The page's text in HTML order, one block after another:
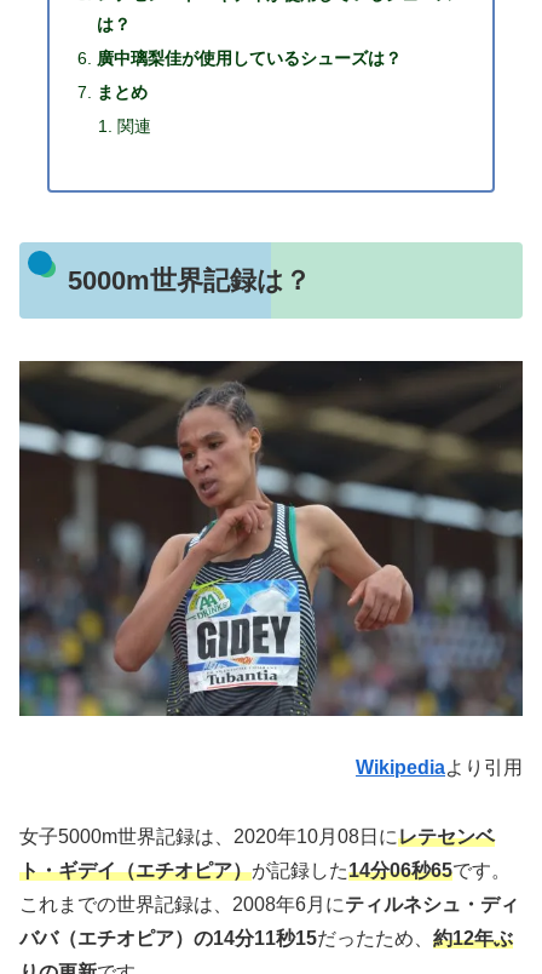
は？
廣中璃梨佳が使用しているシューズは？
まとめ
関連
5000m世界記録は？
Wikipediaより引用
女子5000m世界記録は、2020年10月08日にレテセンベ
ト・ギデイ（エチオピア）が記録した14分06秒65です。
これまでの世界記録は、2008年6月にティルネシュ・ディ
ババ（エチオピア）の14分11秒15だったため、 約12年ぶ